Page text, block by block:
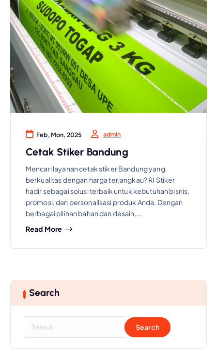
Feb, Mon, 2025 admin
Cetak Stiker Bandung
Mencari layanan cetak stiker Bandung yang
berkualitas dengan harga terjangkau? RI Stiker
hadir sebagai solusi terbaik untuk kebutuhan bisnis,
promosi, dan personalisasi produk Anda. Dengan
berbagai pilihan bahan dan desain,…
Read More
Search